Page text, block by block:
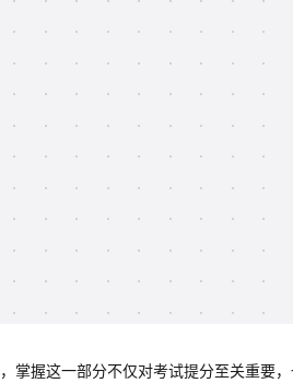
掌握这一部分不仅对考试提分至关重要